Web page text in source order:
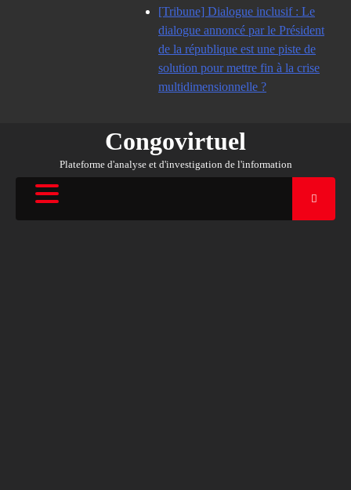
[Tribune] Dialogue inclusif : Le
dialogue annoncé par le Président
de la république est une piste de
solution pour mettre fin à la crise
multidimensionnelle ?
Congovirtuel
Plateforme d'analyse et d'investigation de l'information